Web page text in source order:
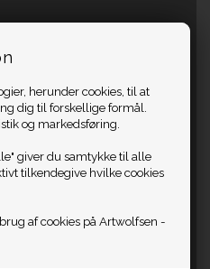
herunder cookies, til at
dig til forskellige formål.
og markedsføring.
giver du samtykke til alle
tilkendegive hvilke cookies
af cookies på Artwolfsen -